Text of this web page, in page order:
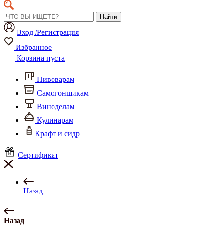
Найти
Вход /Регистрация
Избранное
Корзина пуста
Пивоварам
Самогонщикам
Виноделам
Кулинарам
Крафт и сидр
Сертификат
Назад
Назад